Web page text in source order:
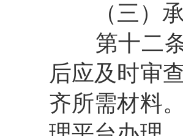
（三）
第十二
后应及时审
齐所需材料